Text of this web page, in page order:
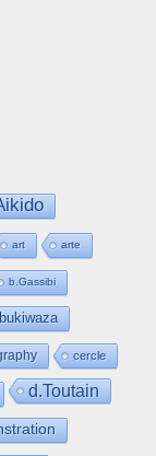
art arte
b.Gassibi
bukiwaza
cercle
d.Toutain